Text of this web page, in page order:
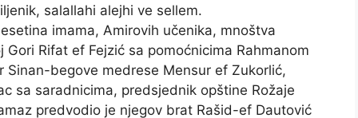
salallahi alejhi ve sellem.
imama, Amirovih učenika, mnoštva
Rifat ef Fejzić sa pomoćnicima Rahmanom
begove medrese Mensur ef Zukorlić,
sa saradnicima, predsjednik opštine Rožaje
predvodio je njegov brat Rašid-ef Dautović